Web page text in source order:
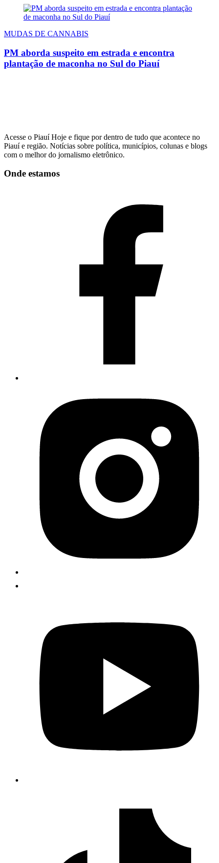
MUDAS DE CANNABIS
PM aborda suspeito em estrada e encontra
plantação de maconha no Sul do Piauí
Acesse o Piauí Hoje e fique por dentro de tudo que acontece no
Piauí e região. Notícias sobre política, municípios, colunas e blogs
com o melhor do jornalismo eletrônico.
Onde estamos